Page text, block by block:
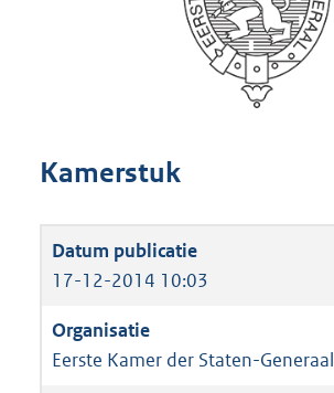
Kamerstuk
17-12-2014 10:03
Eerste Kamer der Staten-Generaal